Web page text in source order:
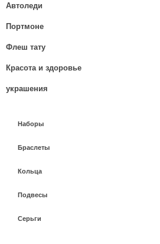
Автоледи
Портмоне
Флеш тату
Красота и здоровье
украшения
Наборы
Браслеты
Кольца
Подвесы
Серьги